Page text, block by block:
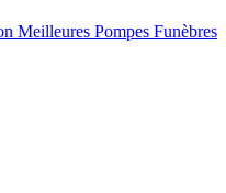
Meilleures Pompes Funèbres